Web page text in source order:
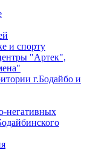
и спорту
"Артек",
г.Бодайбо и
негативных